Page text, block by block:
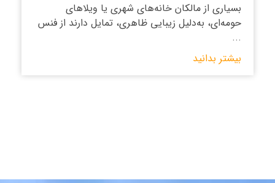
بسیاری از مالکان خانه‌های شهری یا ویلاهای
حومه‌ای، به‌دلیل زیبایی ظاهری، تمایل دارند از فنس
...
بیشتر بدانید